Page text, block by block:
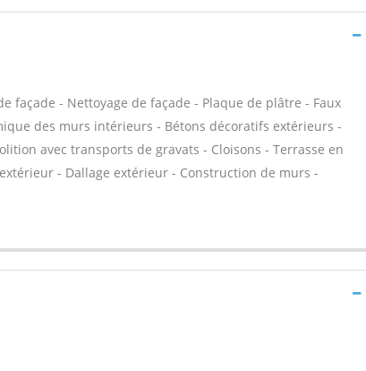
façade - Nettoyage de façade - Plaque de plâtre - Faux
des murs intérieurs - Bétons décoratifs extérieurs -
avec transports de gravats - Cloisons - Terrasse en
- Dallage extérieur - Construction de murs -